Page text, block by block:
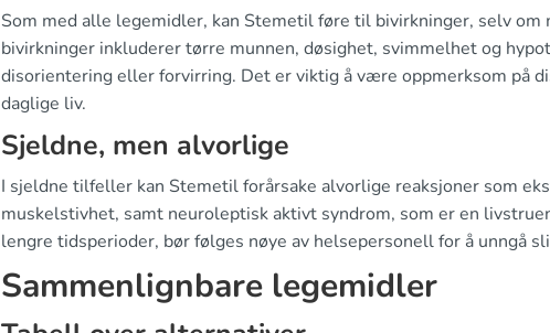
Som med alle legemidler, kan Stemetil føre til bivirkninger, selv om
bivirkninger inkluderer tørre munnen, døsighet, svimmelhet og
disorientering eller forvirring. Det er viktig å være oppmerksom på
daglige liv.
Sjeldne, men alvorlige
I sjeldne tilfeller kan Stemetil forårsake alvorlige reaksjoner som
muskelstivhet, samt neuroleptisk aktivt syndrom, som er en
lengre tidsperioder, bør følges nøye av helsepersonell for å unngå
Sammenlignbare legemidler